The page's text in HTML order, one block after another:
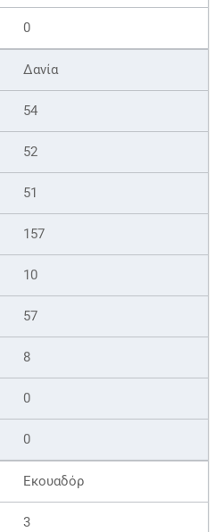
0
Δανία
54
52
51
157
10
57
8
0
0
Εκουαδόρ
3